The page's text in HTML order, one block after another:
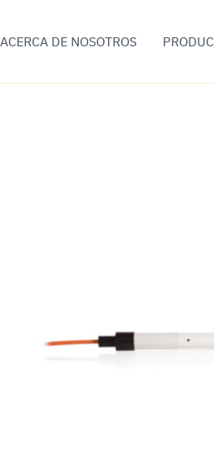
ACERCA DE NOSOTROS